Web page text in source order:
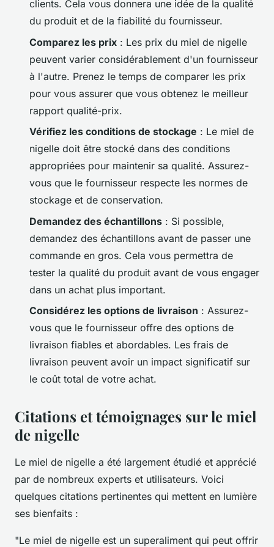
clients. Cela vous donnera une idée de la qualité
du produit et de la fiabilité du fournisseur.
Comparez les prix : Les prix du miel de nigelle
peuvent varier considérablement d'un fournisseur
à l'autre. Prenez le temps de comparer les prix
pour vous assurer que vous obtenez le meilleur
rapport qualité-prix.
Vérifiez les conditions de stockage : Le miel de
nigelle doit être stocké dans des conditions
appropriées pour maintenir sa qualité. Assurez-
vous que le fournisseur respecte les normes de
stockage et de conservation.
Demandez des échantillons : Si possible,
demandez des échantillons avant de passer une
commande en gros. Cela vous permettra de
tester la qualité du produit avant de vous engager
dans un achat plus important.
Considérez les options de livraison : Assurez-
vous que le fournisseur offre des options de
livraison fiables et abordables. Les frais de
livraison peuvent avoir un impact significatif sur
le coût total de votre achat.
Citations et témoignages sur le miel
de nigelle
Le miel de nigelle a été largement étudié et apprécié
par de nombreux experts et utilisateurs. Voici
quelques citations pertinentes qui mettent en lumière
ses bienfaits :
"Le miel de nigelle est un superaliment qui peut offrir